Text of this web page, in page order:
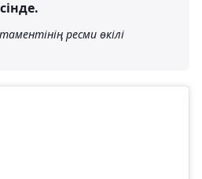
ресми өкілі